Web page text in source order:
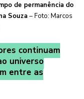
de permanência do
Souza – Foto: Marcos
continuam
universo
entre as